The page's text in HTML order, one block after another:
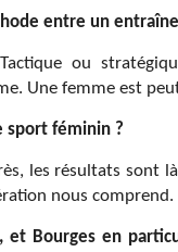
entre un
ou
Une femme est
sport féminin ?
les résultats sont
nous comprend.
et Bourges en